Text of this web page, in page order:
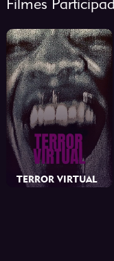
TERROR VIRTUAL